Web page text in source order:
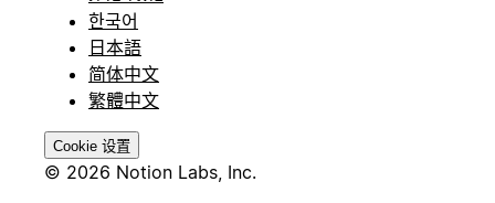
한국어
日本語
简体中文
繁體中文
Cookie 设置
© 2026 Notion Labs, Inc.